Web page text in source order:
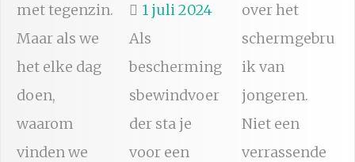
met tegenzin.
Maar als we
het elke dag
doen,
waarom
vinden we
1 juli 2024
Als
bescherming
sbewindvoer
der sta je
voor een
over het
schermgebru
ik van
jongeren.
Niet een
verrassende